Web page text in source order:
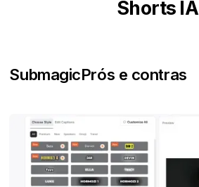
Shorts IA
SubmagicPrós e contras